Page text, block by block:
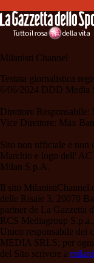
Milanisti Channel
Testata giornalistica
6/06/2024 DDD Media
Direttore Responsabile:
Vice Direttore: Max
Sito non ufficiale e non
Marchio e logo dell'
Milan S.p.A.
Il sito
delle Risaie 3, 20079
partner de La Gazzetta
RCS Mediagroup S.p.a..
Unico responsabile dei
MEDIA SRLS; per ogni
del Sito scrivere a